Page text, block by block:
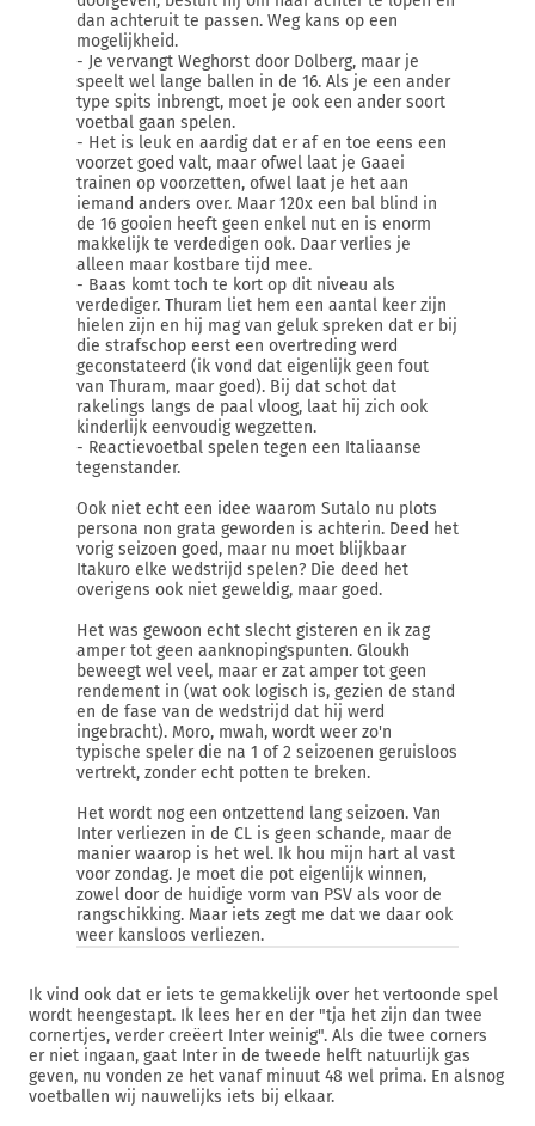
dan achteruit te passen. Weg kans op een
mogelijkheid.
- Je vervangt Weghorst door Dolberg, maar je
speelt wel lange ballen in de 16. Als je een ander
type spits inbrengt, moet je ook een ander soort
voetbal gaan spelen.
- Het is leuk en aardig dat er af en toe eens een
voorzet goed valt, maar ofwel laat je Gaaei
trainen op voorzetten, ofwel laat je het aan
iemand anders over. Maar 120x een bal blind in
de 16 gooien heeft geen enkel nut en is enorm
makkelijk te verdedigen ook. Daar verlies je
alleen maar kostbare tijd mee.
- Baas komt toch te kort op dit niveau als
verdediger. Thuram liet hem een aantal keer zijn
hielen zijn en hij mag van geluk spreken dat er bij
die strafschop eerst een overtreding werd
geconstateerd (ik vond dat eigenlijk geen fout
van Thuram, maar goed). Bij dat schot dat
rakelings langs de paal vloog, laat hij zich ook
kinderlijk eenvoudig wegzetten.
- Reactievoetbal spelen tegen een Italiaanse
tegenstander.
Ook niet echt een idee waarom Sutalo nu plots
persona non grata geworden is achterin. Deed het
vorig seizoen goed, maar nu moet blijkbaar
Itakuro elke wedstrijd spelen? Die deed het
overigens ook niet geweldig, maar goed.
Het was gewoon echt slecht gisteren en ik zag
amper tot geen aanknopingspunten. Gloukh
beweegt wel veel, maar er zat amper tot geen
rendement in (wat ook logisch is, gezien de stand
en de fase van de wedstrijd dat hij werd
ingebracht). Moro, mwah, wordt weer zo'n
typische speler die na 1 of 2 seizoenen geruisloos
vertrekt, zonder echt potten te breken.
Het wordt nog een ontzettend lang seizoen. Van
Inter verliezen in de CL is geen schande, maar de
manier waarop is het wel. Ik hou mijn hart al vast
voor zondag. Je moet die pot eigenlijk winnen,
zowel door de huidige vorm van PSV als voor de
rangschikking. Maar iets zegt me dat we daar ook
weer kansloos verliezen.
Ik vind ook dat er iets te gemakkelijk over het vertoonde spel
wordt heengestapt. Ik lees her en der "tja het zijn dan twee
cornertjes, verder creëert Inter weinig". Als die twee corners
er niet ingaan, gaat Inter in de tweede helft natuurlijk gas
geven, nu vonden ze het vanaf minuut 48 wel prima. En alsnog
voetballen wij nauwelijks iets bij elkaar.